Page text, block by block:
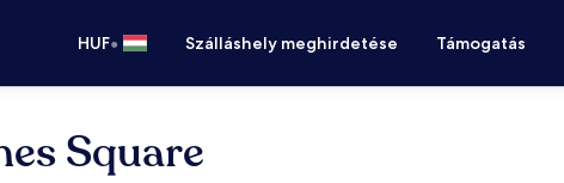
HUF• Szálláshely meghirdetése Támogatás
Square